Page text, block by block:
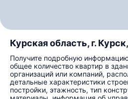
Курская область, г.
Получите подробную
общее количество квартир в
организаций или компаний,
детальные характеристики
постройки, этажность, тип